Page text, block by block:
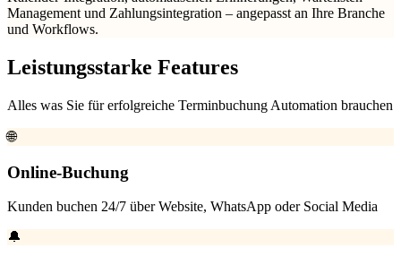
Management und Zahlungsintegration – angepasst an Ihre Branche
und Workflows.
Leistungsstarke Features
Alles was Sie für erfolgreiche Terminbuchung Automation brauchen
🌐
Online-Buchung
Kunden buchen 24/7 über Website, WhatsApp oder Social Media
🔔